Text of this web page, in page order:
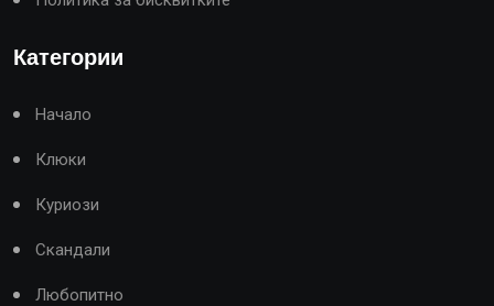
Категории
Начало
Клюки
Куриози
Скандали
Любопитно